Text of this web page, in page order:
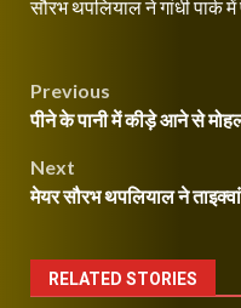
सौरभ थपलियाल ने गांधी पार्क में
Continue
Reading
Post
Previous
पीने के पानी में कीड़े आने से
Next
मेयर सौरभ थपलियाल ने
RELATED STORIES